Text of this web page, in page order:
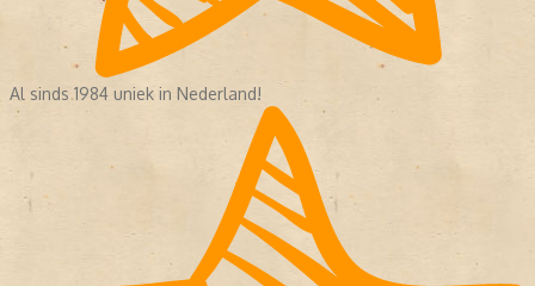
Al sinds 1984 uniek in Nederland!